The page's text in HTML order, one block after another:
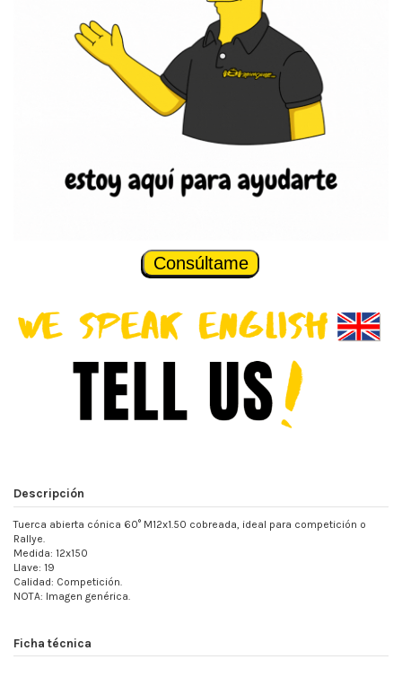
Consúltame
Descripción
Tuerca abierta cónica 60° M12x1.50 cobreada, ideal para competición o
Rallye.
Medida: 12x150
Llave: 19
Calidad: Competición.
NOTA: Imagen genérica.
Ficha técnica